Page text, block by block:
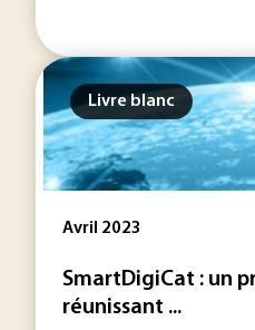
Livre blanc
Avril 2023
SmartDigiCat : un
réunissant ...